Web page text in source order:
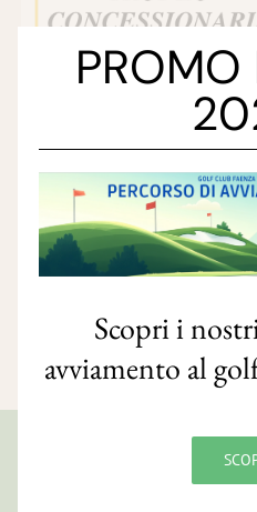
GOLF
PROMO
Scopri i
avviamento al